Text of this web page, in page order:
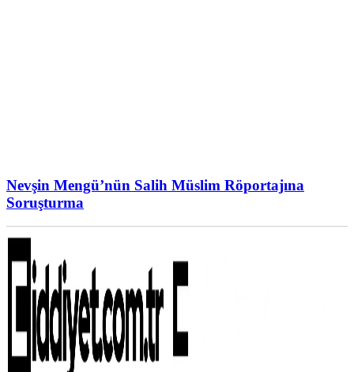
Nevşin Mengü’nün Salih Müslim Röportajına
Soruşturma